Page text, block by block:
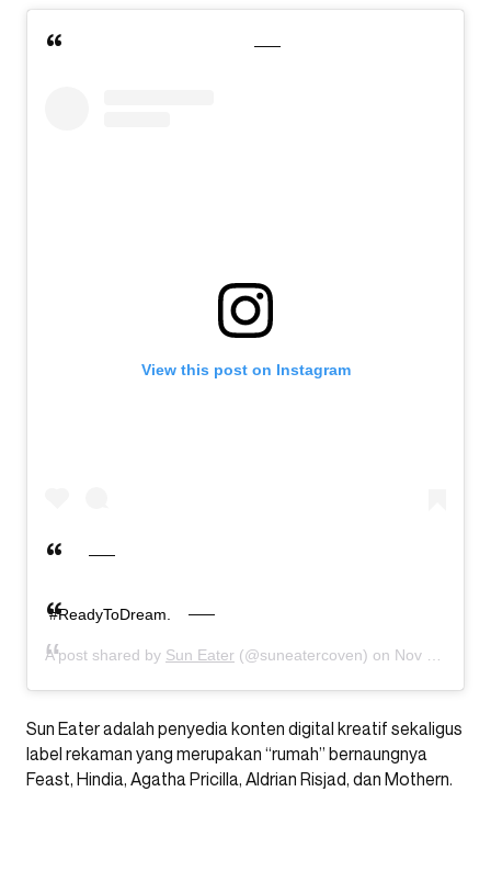
View this post on Instagram
#ReadyToDream.
A post shared by Sun Eater (@suneatercoven) on Nov 23, 2019 at 5:36am PST
Sun Eater adalah penyedia konten digital kreatif sekaligus
label rekaman yang merupakan “rumah” bernaungnya
Feast, Hindia, Agatha Pricilla, Aldrian Risjad, dan Mothern.